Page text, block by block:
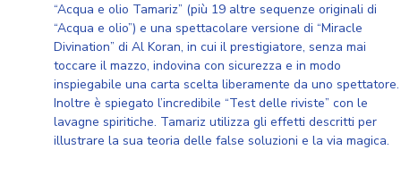
“Acqua e olio Tamariz” (più 19 altre sequenze originali di
“Acqua e olio”) e una spettacolare versione di “Miracle
Divination” di Al Koran, in cui il prestigiatore, senza mai
toccare il mazzo, indovina con sicurezza e in modo
inspiegabile una carta scelta liberamente da uno spettatore.
Inoltre è spiegato l’incredibile “Test delle riviste” con le
lavagne spiritiche. Tamariz utilizza gli effetti descritti per
illustrare la sua teoria delle false soluzioni e la via magica.